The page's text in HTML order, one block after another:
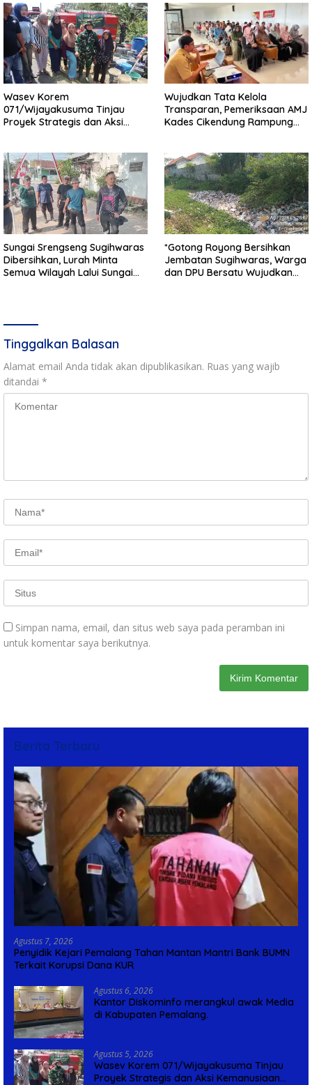
Wasev Korem
071/Wijayakusuma Tinjau
Proyek Strategis dan Aksi
Wujudkan Tata Kelola
Transparan, Pemeriksaan AMJ
Kades Cikendung Rampung
Sungai Srengseng Sugihwaras
Dibersihkan, Lurah Minta
Semua Wilayah Lalui Sungai
*Gotong Royong Bersihkan
Jembatan Sugihwaras, Warga
dan DPU Bersatu Wujudkan
Tinggalkan Balasan
Alamat email Anda tidak akan dipublikasikan. Ruas yang wajib
ditandai *
Simpan nama, email, dan situs web saya pada peramban ini
untuk komentar saya berikutnya.
Berita Terbaru
Agustus 7, 2026
Penyidik Kejari Pemalang Tahan Mantan Mantri Bank BUMN
Terkait Korupsi Dana KUR
Agustus 6, 2026
Kantor Diskominfo merangkul awak Media
di Kabupaten Pemalang.
Agustus 5, 2026
Wasev Korem 071/Wijayakusuma Tinjau
Proyek Strategis dan Aksi Kemanusiaan